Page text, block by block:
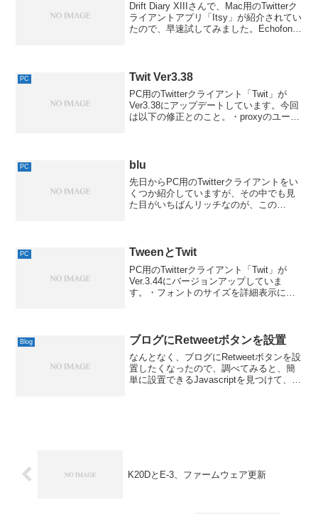
Drift Diary XIIIさんで、Mac用のTwitterク
ライアントアプリ「Itsy」が紹介されてい
たので、早速試してみました。Echofonに
PC Twit Ver3.38
PC用のTwitterクライアント「Twit」が
Ver3.38にアップデートしています。今回
は以下の修正とのこと。・proxyのユーザ
PC blu
先日からPC用のTwitterクライアントをい
くつか紹介していますが、その中でも見
た目がいちばんリッチなのが、この
PC TweenとTwit
PC用のTwitterクライアント「Twit」が
Ver.3.44にバージョンアップしていま
す。・フォントのサイズを詳細表示にも
展...
Blog ブログにRetweetボタンを設置
なんとなく、ブログにRetweetボタンを設
置したくなったので、調べてみると、簡
単に設置できるJavascriptを見つけて、早
K20DとE-3、ファームウェア更新